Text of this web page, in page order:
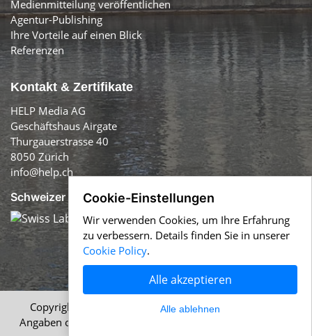
Medienmitteilung veröffentlichen
Agentur-Publishing
Ihre Vorteile auf einen Blick
Referenzen
Kontakt & Zertifikate
HELP Media AG
Geschäftshaus Airgate
Thurgauerstrasse 40
8050 Zürich
info@help.ch
Schweizer Qualität:
Copyright © 1996-2026 HELP Media AG, Zürich. Alle
Angaben ohne Gewähr.
Cookie-Einstellungen
Wir verwenden Cookies, um Ihre Erfahrung
zu verbessern. Details finden Sie in unserer
Cookie Policy.
Alle akzeptieren
Alle ablehnen